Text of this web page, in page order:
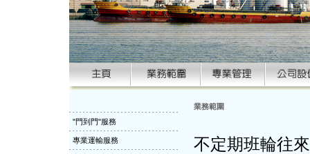
"門到門"服務
專業運輸服務
業務範圍
不定期班輪往